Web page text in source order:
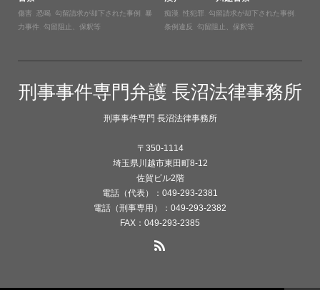
傷害 恐喝 勾留請求が却下された事例
暴
力事件
勾留阻止、保釈等
痴漢 性犯罪 勾留請求が却下された事例
条例違反
勾留阻止、保釈等
刑事事件専門弁護 長沼法律事務所
刑事事件専門 長沼法律事務所
〒350-1114
埼玉県川越市東田町8-12
佐賀ビル2階
電話（代表）：049-293-2381
電話（刑事専用）：049-293-2382
FAX：049-293-2385